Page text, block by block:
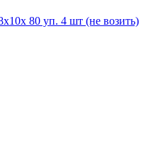
80 уп. 4 шт (не возить)